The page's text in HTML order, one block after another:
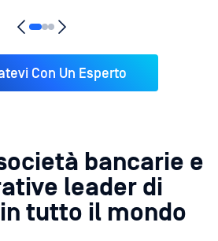
Con Un Esperto
bancarie e
leader di
tutto il mondo